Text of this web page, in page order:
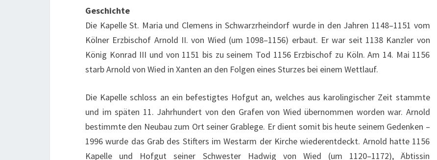
Geschichte
Die Kapelle St. Maria und Clemens in Schwarzrheindorf wurde in den Jahren 1148–1151 vom
Kölner Erzbischof Arnold II. von Wied (um 1098–1156) erbaut. Er war seit 1138 Kanzler von
König Konrad III und von 1151 bis zu seinem Tod 1156 Erzbischof zu Köln. Am 14. Mai 1156
starb Arnold von Wied in Xanten an den Folgen eines Sturzes bei einem Wettlauf.
Die Kapelle schloss an ein befestigtes Hofgut an, welches aus karolingischer Zeit stammte
und im späten 11. Jahrhundert von den Grafen von Wied übernommen worden war. Arnold
bestimmte den Neubau zum Ort seiner Grablege. Er dient somit bis heute seinem Gedenken –
1996 wurde das Grab des Stifters im Westarm der Kirche wiederentdeckt. Arnold hatte 1156
Kapelle und Hofgut seiner Schwester Hadwig von Wied (um 1120–1172), Äbtissin